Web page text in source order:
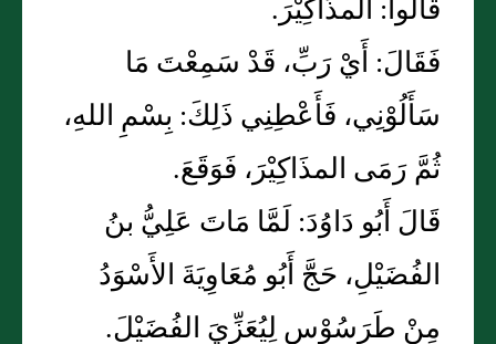
قَالُوا: المذَاكِيْرَ.
فَقَالَ: أَيْ رَبِّ، قَدْ سَمِعْتَ مَا
سَأَلُوْنِي، فَأَعْطِنِي ذَلِكَ: بِسْمِ اللهِ،
ثُمَّ رَمَى المذَاكِيْرَ، فَوَقَعَ.
قَالَ أَبُو دَاوُدَ: لَمَّا مَاتَ عَلِيُّ بنُ
الفُضَيْلِ، حَجَّ أَبُو مُعَاوِيَةَ الأَسْوَدُ
مِنْ طَرَسُوْس لِيُعَزِّيَ الفُضَيْلَ.